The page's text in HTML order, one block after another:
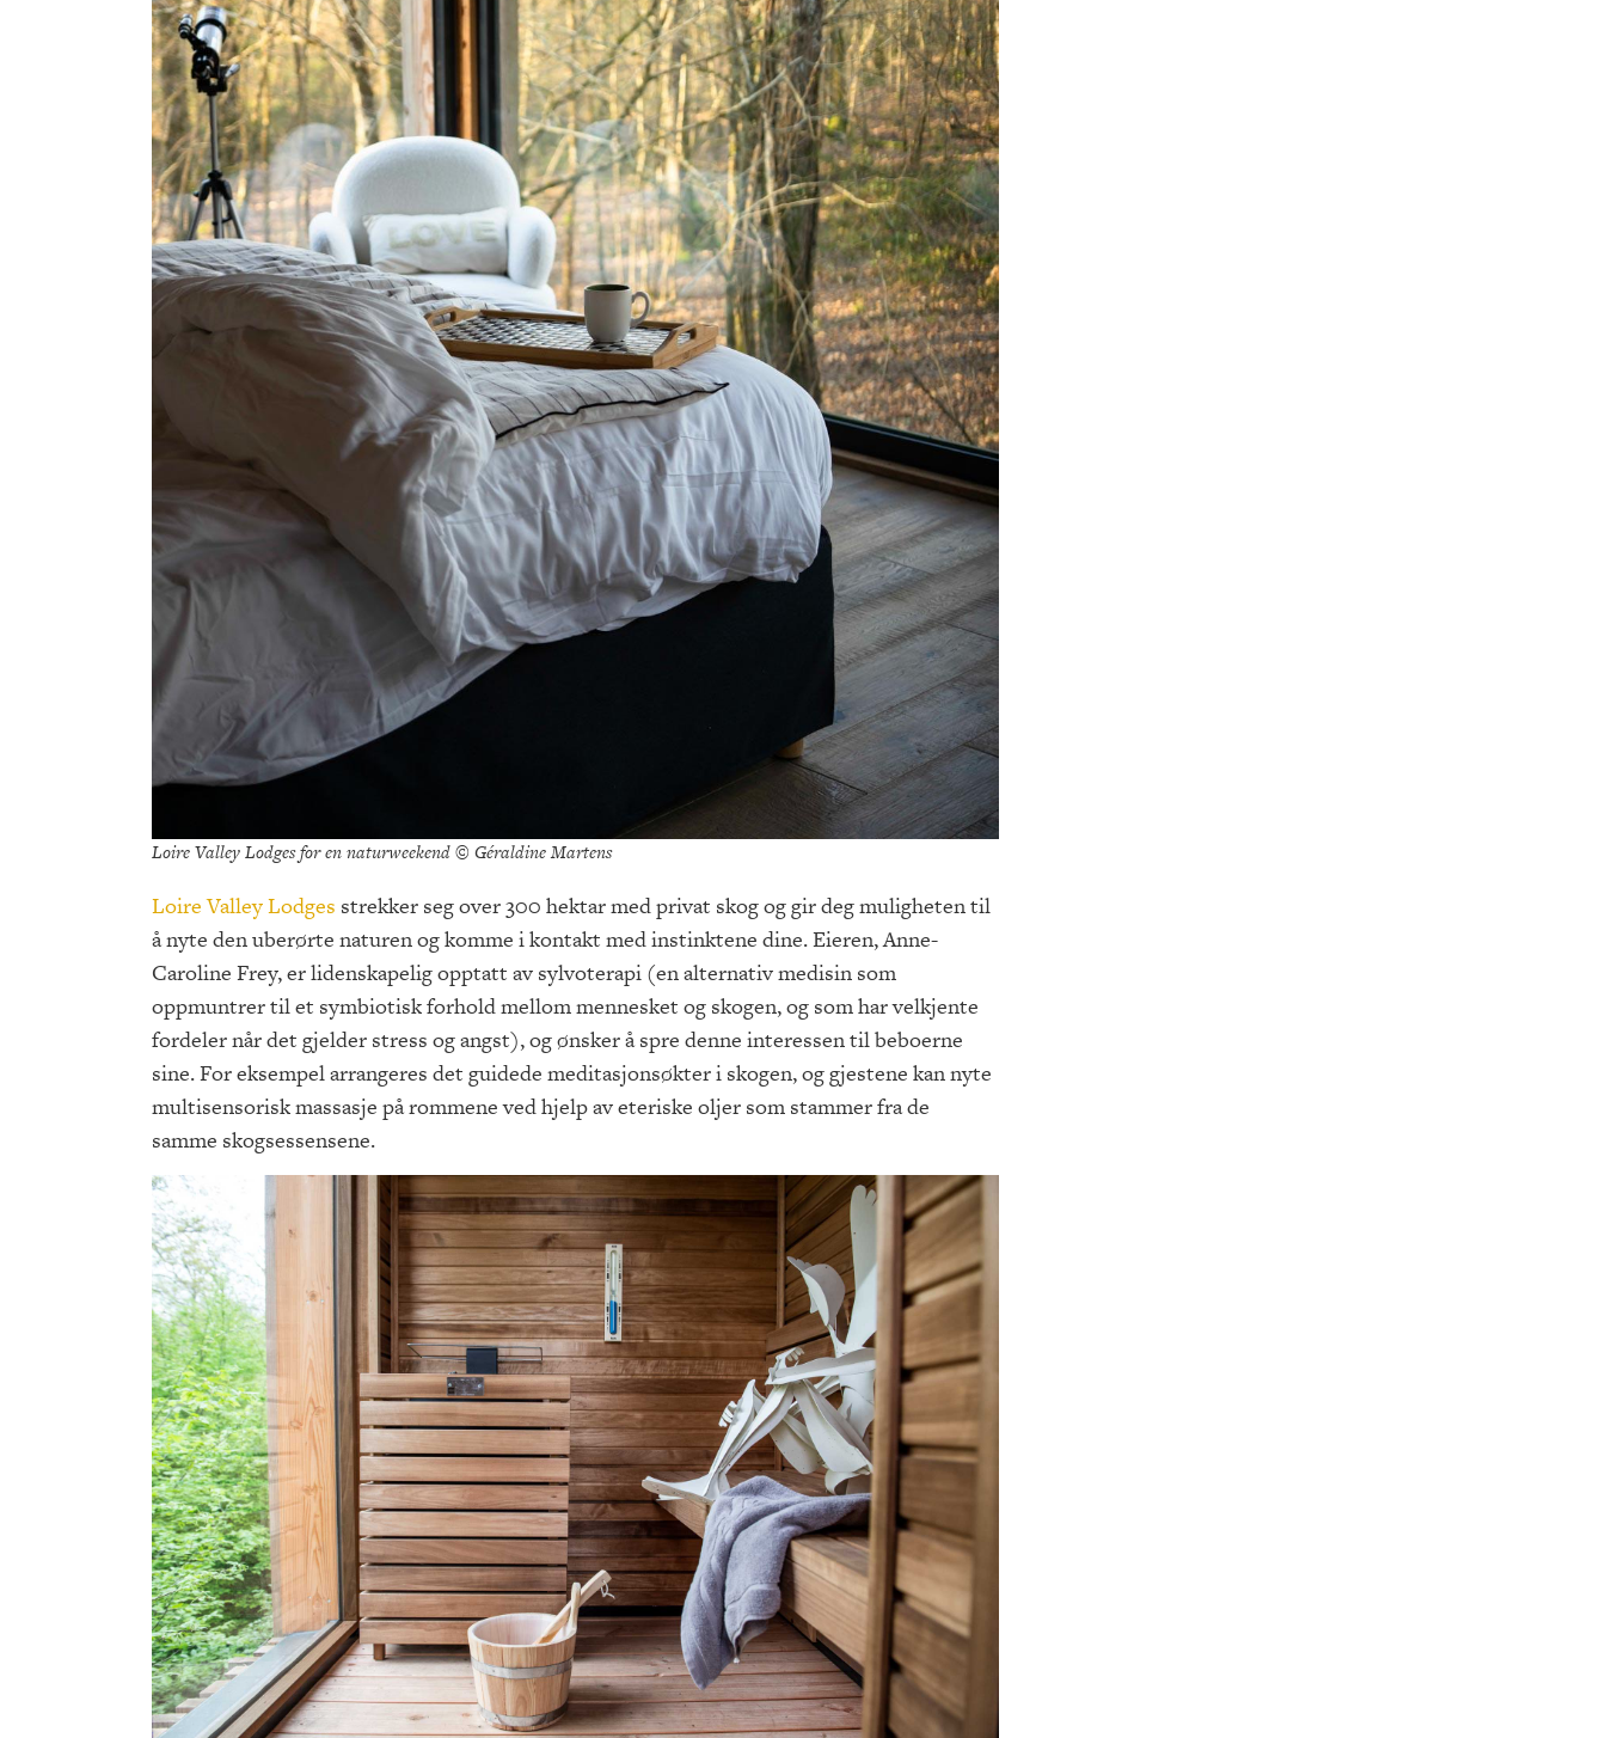
Loire Valley Lodges for en naturweekend © Géraldine Martens
Loire Valley Lodges strekker seg over 300 hektar med privat skog og gir deg muligheten til
å nyte den uberørte naturen og komme i kontakt med instinktene dine. Eieren, Anne-
Caroline Frey, er lidenskapelig opptatt av sylvoterapi (en alternativ medisin som
oppmuntrer til et symbiotisk forhold mellom mennesket og skogen, og som har velkjente
fordeler når det gjelder stress og angst), og ønsker å spre denne interessen til beboerne
sine. For eksempel arrangeres det guidede meditasjonsøkter i skogen, og gjestene kan nyte
multisensorisk massasje på rommene ved hjelp av eteriske oljer som stammer fra de
samme skogsessensene.